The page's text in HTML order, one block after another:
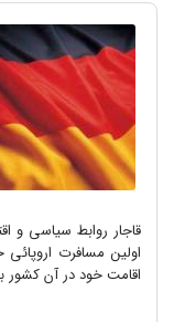
قاجار روابط سیاسی و
اقامت خود در آن کشور با...